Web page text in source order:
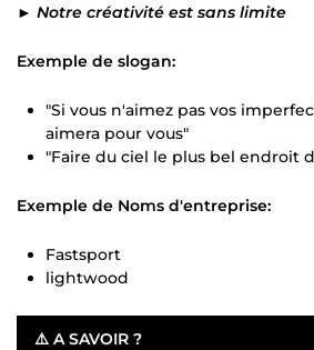
► Notre créativité est sans limite
Exemple de slogan:
"Si vous n'aimez pas vos
aimera pour vous"
"Faire du ciel le plus bel endroit
Exemple de Noms d'entreprise:
Fastsport
lightwood
⚠️ A SAVOIR ?